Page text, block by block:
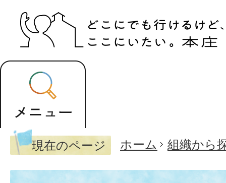
現在のページ ホーム 組織から